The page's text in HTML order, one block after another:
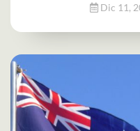
Dic 11,